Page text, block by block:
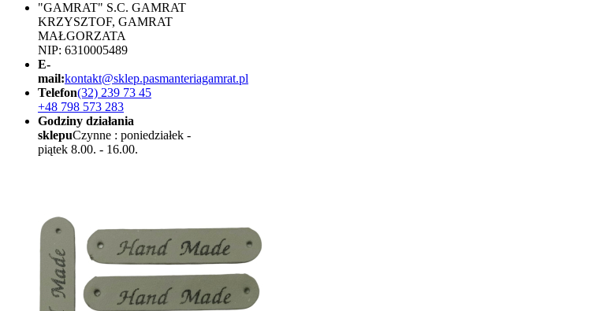
"GAMRAT" S.C. GAMRAT
KRZYSZTOF, GAMRAT
MAŁGORZATA
NIP: 6310005489
E-
mail:kontakt@sklep.pasmanteriagamrat.pl
Telefon(32) 239 73 45
+48 798 573 283
Godziny działania
sklepuCzynne : poniedziałek -
piątek 8.00. - 16.00.